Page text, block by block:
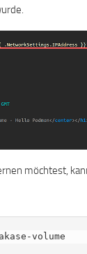
möchtest,
volume